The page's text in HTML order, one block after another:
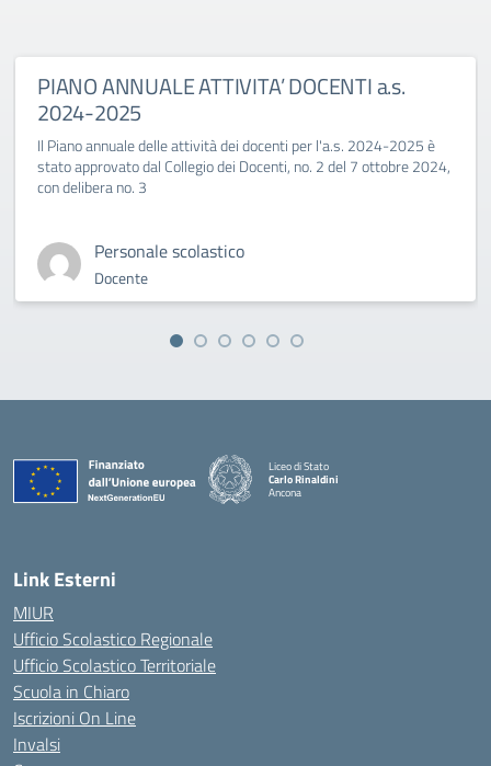
PIANO ANNUALE ATTIVITA’ DOCENTI a.s.
2024-2025
Il Piano annuale delle attività dei docenti per l'a.s. 2024-2025 è
stato approvato dal Collegio dei Docenti, no. 2 del 7 ottobre 2024,
con delibera no. 3
Personale scolastico
Docente
Liceo di Stato
Carlo Rinaldini
Ancona
Link Esterni
MIUR
Ufficio Scolastico Regionale
Ufficio Scolastico Territoriale
Scuola in Chiaro
Iscrizioni On Line
Invalsi